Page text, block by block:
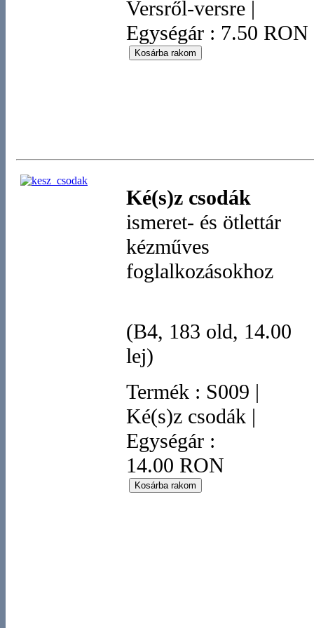
Versről-versre |
Egységár : 7.50 RON
Ké(s)z csodák
ismeret- és ötlettár
kézműves
foglalkozásokhoz
(B4, 183 old, 14.00
lej)
Termék : S009 |
Ké(s)z csodák |
Egységár :
14.00 RON